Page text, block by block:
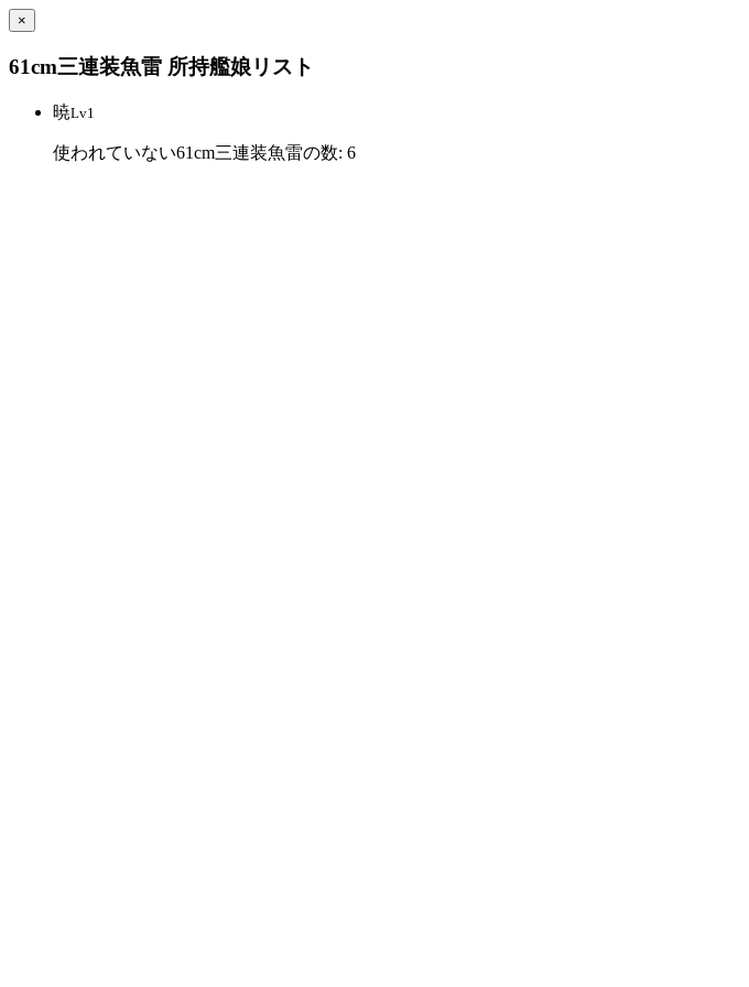
×
61cm三連装魚雷 所持艦娘リスト
暁Lv1
使われていない61cm三連装魚雷の数: 6